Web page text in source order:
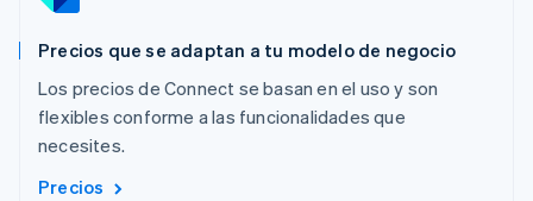
Precios que se adaptan a tu modelo de negocio
Los precios de Connect se basan en el uso y son
flexibles conforme a las funcionalidades que
necesites.
Precios
Malasia
Malta
English
México
Noruega
English